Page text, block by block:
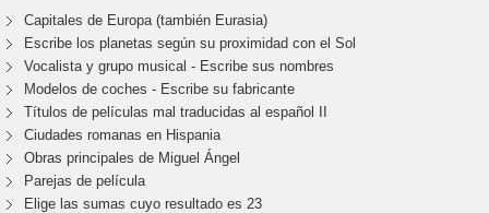
Capitales de Europa (también Eurasia)
Escribe los planetas según su proximidad con el Sol
Vocalista y grupo musical - Escribe sus nombres
Modelos de coches - Escribe su fabricante
Títulos de películas mal traducidas al español II
Ciudades romanas en Hispania
Obras principales de Miguel Ángel
Parejas de película
Elige las sumas cuyo resultado es 23